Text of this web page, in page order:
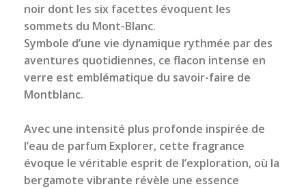
noir dont les six facettes évoquent les
sommets du Mont-Blanc.
Symbole d’une vie dynamique rythmée par des
aventures quotidiennes, ce flacon intense en
verre est emblématique du savoir-faire de
Montblanc.
Avec une intensité plus profonde inspirée de
l’eau de parfum Explorer, cette fragrance
évoque le véritable esprit de l’exploration, où la
bergamote vibrante révèle une essence